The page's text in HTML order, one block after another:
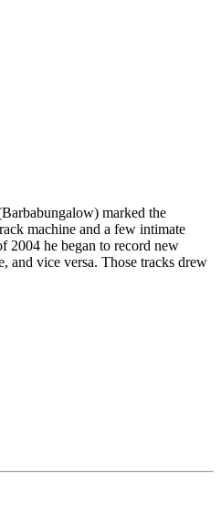
marked the
machine and a few intimate
2004 he began to record new
and vice versa. Those tracks drew